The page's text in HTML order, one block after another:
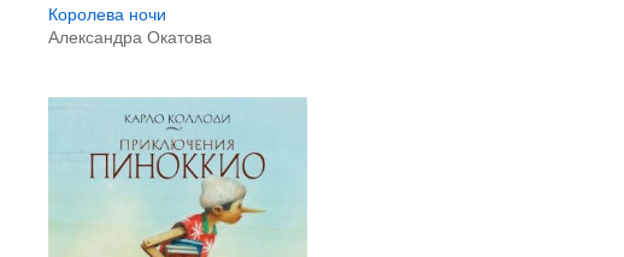
Королева ночи
Александра Окатова